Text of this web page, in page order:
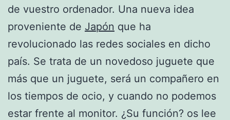
de vuestro ordenador. Una nueva idea
proveniente de Japón que ha
revolucionado las redes sociales en dicho
país. Se trata de un novedoso juguete que
más que un juguete, será un compañero en
los tiempos de ocio, y cuando no podemos
estar frente al monitor. ¿Su función? os lee